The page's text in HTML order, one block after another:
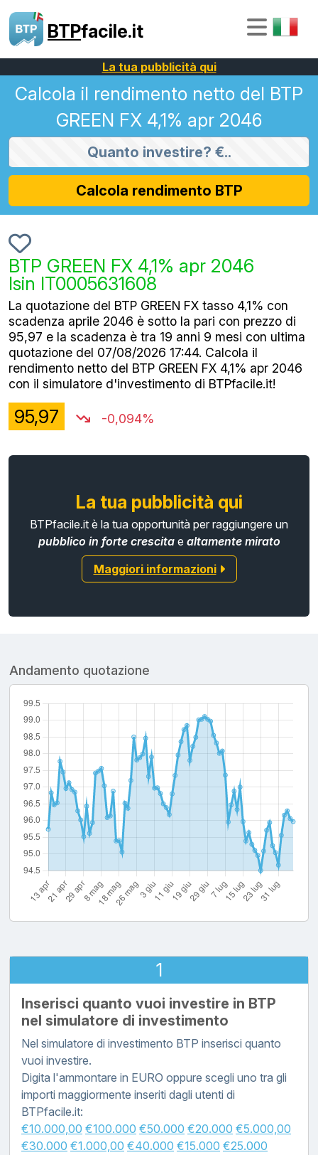
BTPfacile.it
La tua pubblicità qui
Calcola il rendimento netto del BTP
GREEN FX 4,1% apr 2046
Calcola rendimento BTP
BTP GREEN FX 4,1% apr 2046
Isin IT0005631608
La quotazione del BTP GREEN FX tasso 4,1% con
scadenza aprile 2046 è sotto la pari con prezzo di
95,97 e la scadenza è tra 19 anni 9 mesi con ultima
quotazione del 07/08/2026 17:44. Calcola il
rendimento netto del BTP GREEN FX 4,1% apr 2046
con il simulatore d'investimento di BTPfacile.it!
95,97 -0,094%
La tua pubblicità qui
BTPfacile.it è la tua opportunità per raggiungere un
pubblico in forte crescitae altamente mirato
Maggiori informazioni
Andamento quotazione
1
Inserisci quanto vuoi investire in BTP
nel simulatore di investimento
Nel simulatore di investimento BTP inserisci quanto
vuoi investire.
Digita l'ammontare in EURO oppure scegli uno tra gli
importi maggiormente inseriti dagli utenti di
BTPfacile.it:
€10.000,00 €100.000 €50.000 €20.000 €5.000,00
€30.000 €1.000,00 €40.000 €15.000 €25.000